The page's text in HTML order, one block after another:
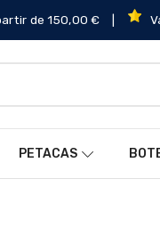
de 150,00 €
PETACAS